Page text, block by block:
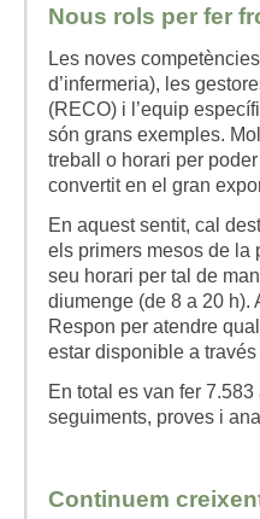
Nous rols per fer
Les noves
d’infermeria), les
(RECO) i l’equip
són grans exemples.
treball o horari per
convertit en el gran
En aquest sentit, cal
els primers mesos de la
seu horari per tal de
diumenge (de 8 a 20 h).
Respon per atendre
estar disponible a
En total es van fer
seguiments, proves i
Continuem